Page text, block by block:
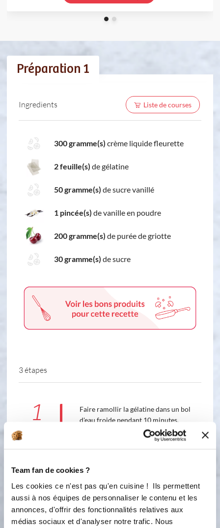
Team fan de cookies ?
Les cookies ce n'est pas qu'en cuisine ! Ils permettent
aussi à nos équipes de personnaliser le contenu et les
annonces, d'offrir des fonctionnalités relatives aux
médias sociaux et d'analyser notre trafic. Nous
Préparation 1
Ingredients Liste de courses
300 gramme(s) crème liquide fleurette
2 feuille(s) de gélatine
50 gramme(s) de sucre vanillé
1 pincée(s) de vanille en poudre
200 gramme(s) de purée de griotte
30 gramme(s) de sucre
3 étapes
1
Faire ramollir la gélatine dans un bol
d'eau froide pendant 10 minutes.
Faire chauffer dans une petite
casserole la crème, la vanille, et le
Débarrasser et verser dans 5
empreintes du moules Saint Honoré.
Mettre au congélateur pendant 3 à
4h.